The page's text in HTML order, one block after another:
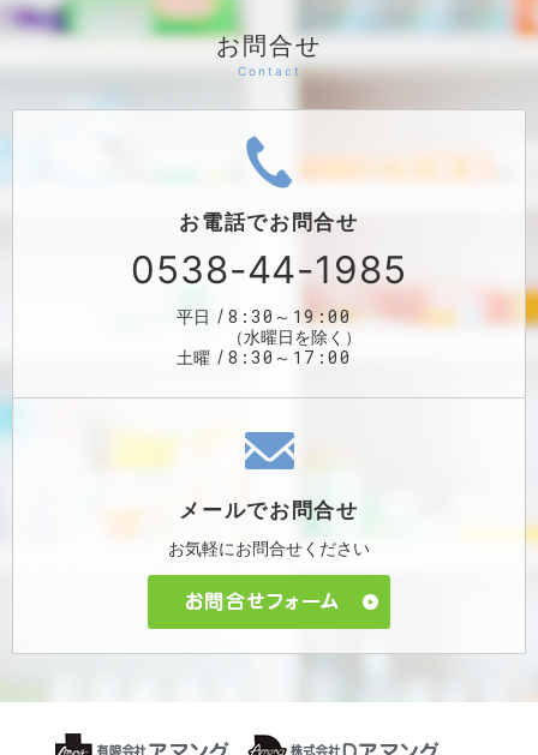
お問合せ
お電話でお問合せ
0538-44-1985
平日 8:30～19:00
（水曜日を除く）
土曜
8:30～17:00
メールでお問合せ
お気軽にお問合せください